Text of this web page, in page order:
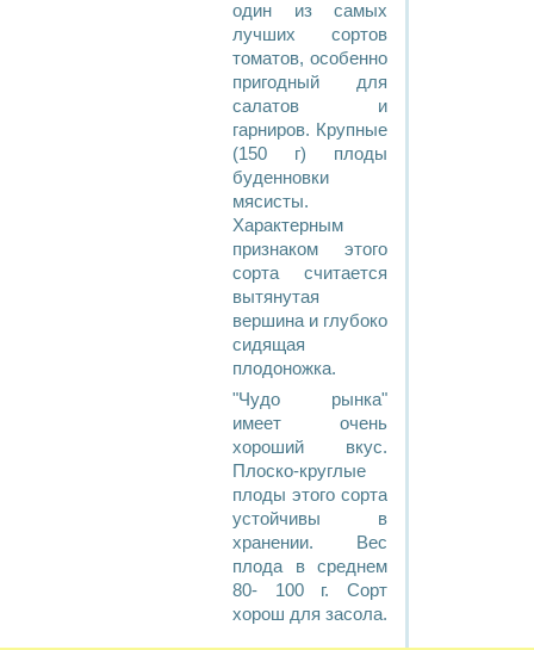
один из самых
лучших сортов
томатов, особенно
пригодный для
салатов и
гарниров. Крупные
(150 г) плоды
буденновки
мясисты.
Характерным
признаком этого
сорта считается
вытянутая
вершина и глубоко
сидящая
плодоножка.
"Чудо рынка"
имеет очень
хороший вкус.
Плоско-круглые
плоды этого сорта
устойчивы в
хранении. Вес
плода в среднем
80- 100 г. Сорт
хорош для засола.